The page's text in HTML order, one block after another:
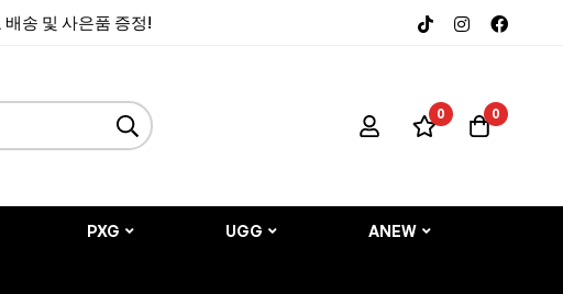
송 및 사은품 증정!
0 0
PXG UGG ANEW